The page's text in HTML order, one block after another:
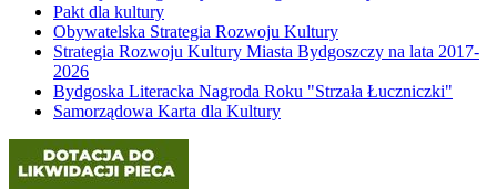
Pakt dla kultury
Obywatelska Strategia Rozwoju Kultury
Strategia Rozwoju Kultury Miasta Bydgoszczy na lata 2017-
2026
Bydgoska Literacka Nagroda Roku "Strzała Łuczniczki"
Samorządowa Karta dla Kultury